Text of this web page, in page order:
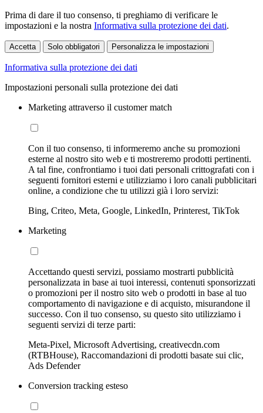
Prima di dare il tuo consenso, ti preghiamo di verificare le
impostazioni e la nostra Informativa sulla protezione dei dati.
Accetta Solo obbligatori Personalizza le impostazioni
Informativa sulla protezione dei dati
Impostazioni personali sulla protezione dei dati
Marketing attraverso il customer match
Con il tuo consenso, ti informeremo anche su promozioni
esterne al nostro sito web e ti mostreremo prodotti pertinenti.
A tal fine, confrontiamo i tuoi dati personali crittografati con i
seguenti fornitori esterni e utilizziamo i loro canali pubblicitari
online, a condizione che tu utilizzi già i loro servizi:
Bing, Criteo, Meta, Google, LinkedIn, Printerest, TikTok
Marketing
Accettando questi servizi, possiamo mostrarti pubblicità
personalizzata in base ai tuoi interessi, contenuti sponsorizzati
o promozioni per il nostro sito web o prodotti in base al tuo
comportamento di navigazione e di acquisto, misurandone il
successo. Con il tuo consenso, su questo sito utilizziamo i
seguenti servizi di terze parti:
Meta-Pixel, Microsoft Advertising, creativecdn.com
(RTBHouse), Raccomandazioni di prodotti basate sui clic,
Ads Defender
Conversion tracking esteso